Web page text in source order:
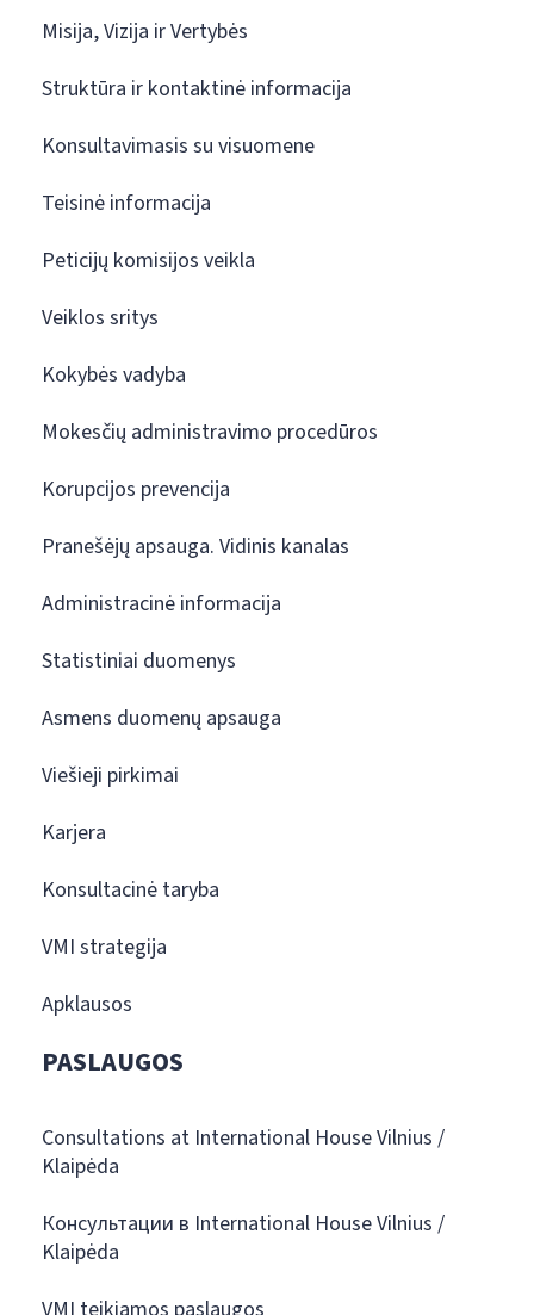
Misija, Vizija ir Vertybės
Struktūra ir kontaktinė informacija
Konsultavimasis su visuomene
Teisinė informacija
Peticijų komisijos veikla
Veiklos sritys
Kokybės vadyba
Mokesčių administravimo procedūros
Korupcijos prevencija
Pranešėjų apsauga. Vidinis kanalas
Administracinė informacija
Statistiniai duomenys
Asmens duomenų apsauga
Viešieji pirkimai
Karjera
Konsultacinė taryba
VMI strategija
Apklausos
PASLAUGOS
Consultations at International House Vilnius /
Klaipėda
Консультации в International House Vilnius /
Klaipėda
VMI teikiamos paslaugos